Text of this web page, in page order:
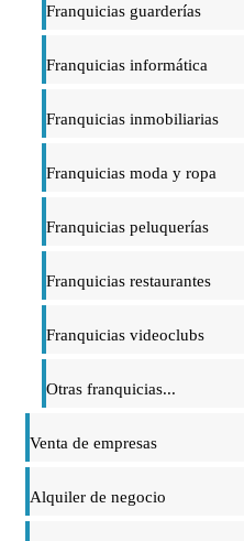
Franquicias guarderías
Franquicias informática
Franquicias inmobiliarias
Franquicias moda y ropa
Franquicias peluquerías
Franquicias restaurantes
Franquicias videoclubs
Otras franquicias...
Venta de empresas
Alquiler de negocio